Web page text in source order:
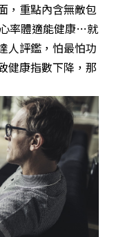
，重點內含無敵包
率體適能健康…就
人評鑑，怕最怕功
健康指數下降，那